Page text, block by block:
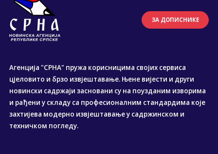
ЗА ДОПИСНИКЕ
Агенција "СРНА" пружа корисницима својих сервиса
цјеловито и брзо извјештавање. Њене вијести и други
новински садржаји засновани су на поузданим изворима
и рађени у складу са професионалним стандардима које
захтијева модерно извјештавање у садржинском и
техничком погледу.